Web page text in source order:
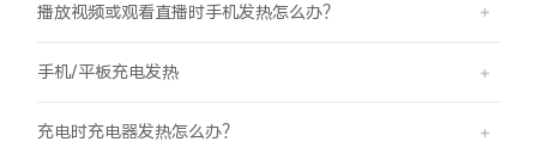
播放视频或观看直播时手机发热怎么办？
手机/平板充电发热
充电时充电器发热怎么办？